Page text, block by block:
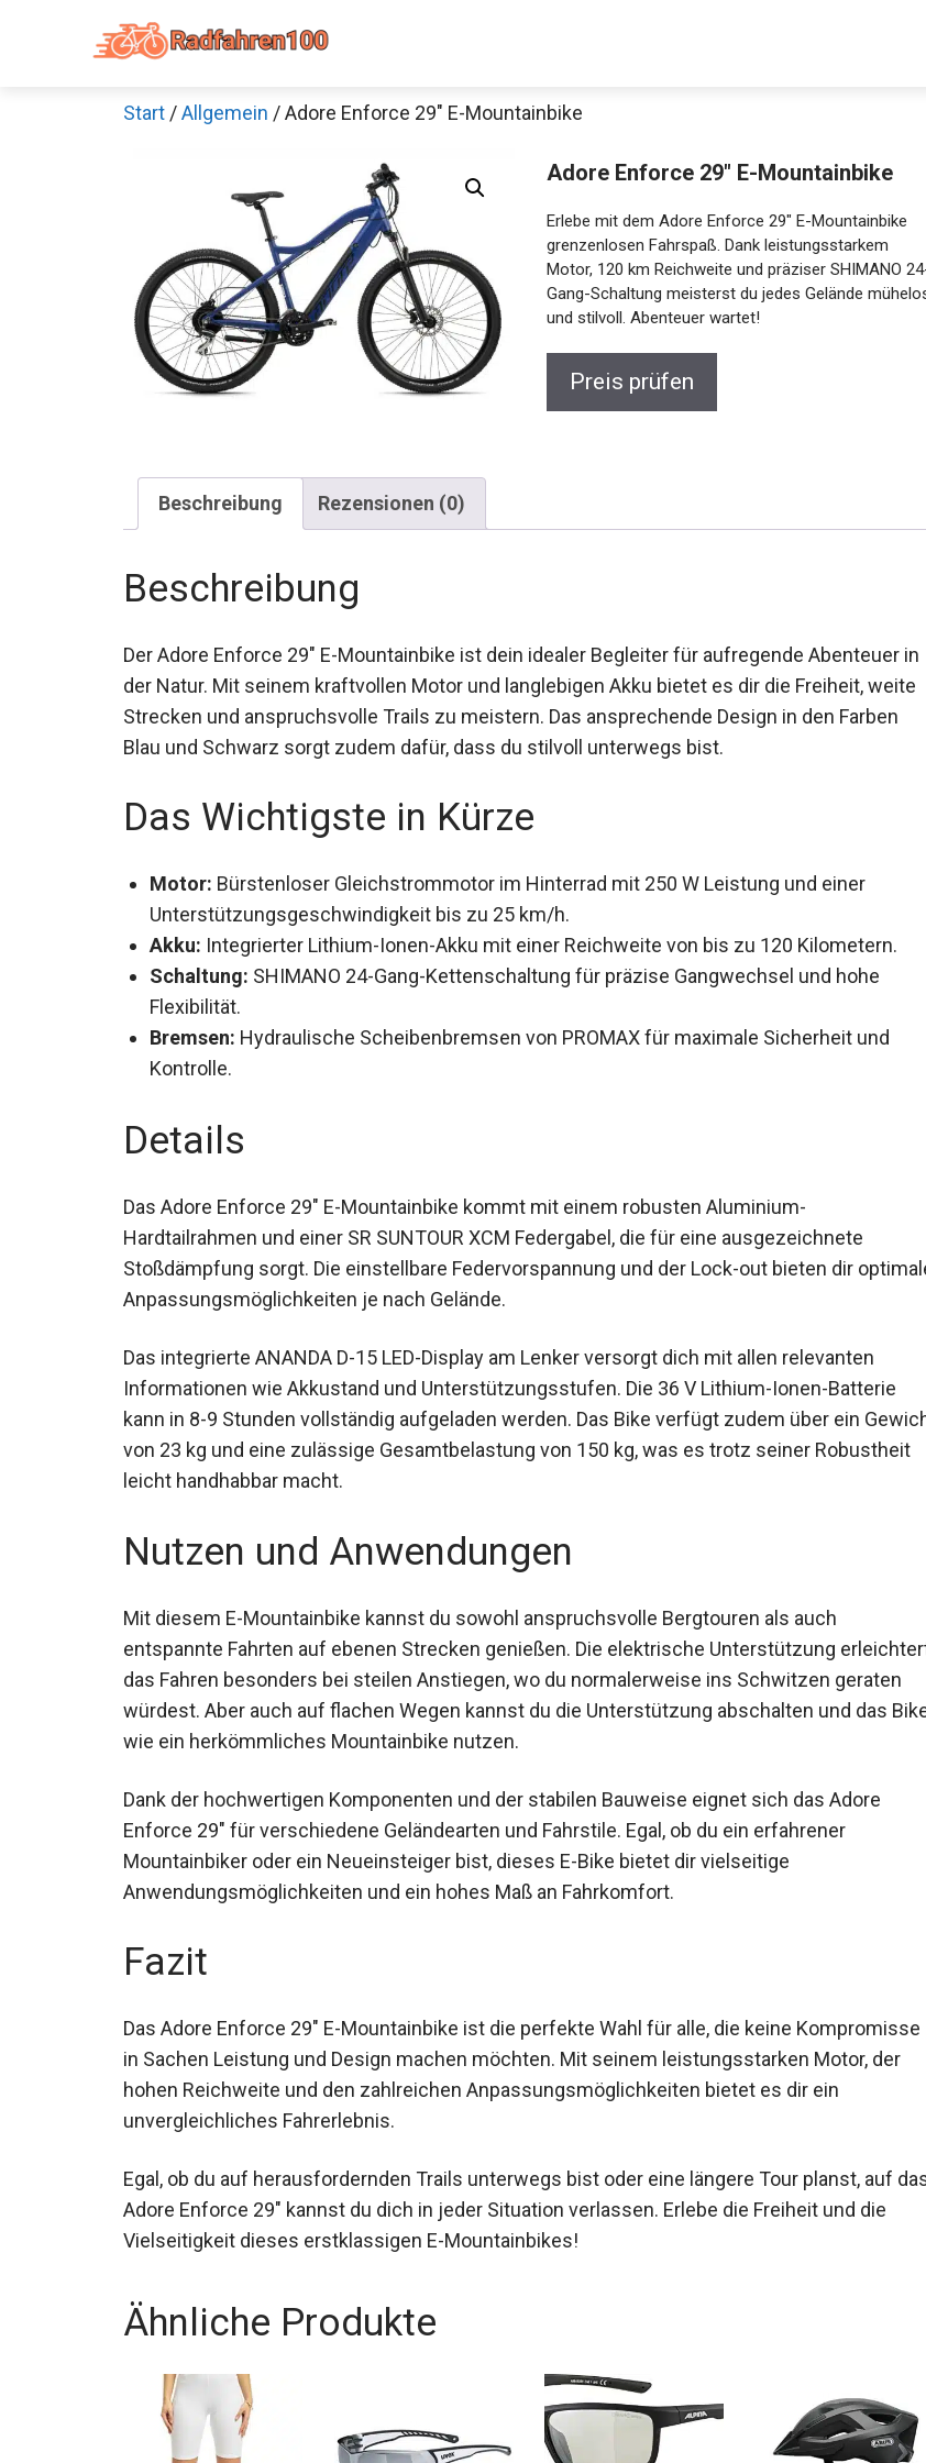
Start /Allgemein / Adore Enforce 29″ E-Mountainbike
Adore Enforce 29″ E-Mountainbike
Erlebe mit dem Adore Enforce 29″ E-Mountainbike
grenzenlosen Fahrspaß. Dank leistungsstarkem
Motor, 120 km Reichweite und präziser SHIMANO 24-
Gang-Schaltung meisterst du jedes Gelände mühelos
und stilvoll. Abenteuer wartet!
Preis prüfen
Beschreibung Rezensionen (0)
Beschreibung
Der Adore Enforce 29″ E-Mountainbike ist dein idealer Begleiter für aufregende Abenteuer in
der Natur. Mit seinem kraftvollen Motor und langlebigen Akku bietet es dir die Freiheit, weite
Strecken und anspruchsvolle Trails zu meistern. Das ansprechende Design in den Farben
Blau und Schwarz sorgt zudem dafür, dass du stilvoll unterwegs bist.
Das Wichtigste in Kürze
Motor: Bürstenloser Gleichstrommotor im Hinterrad mit 250 W Leistung und einer
Unterstützungsgeschwindigkeit bis zu 25 km/h.
Akku: Integrierter Lithium-Ionen-Akku mit einer Reichweite von bis zu 120 Kilometern.
Schaltung: SHIMANO 24-Gang-Kettenschaltung für präzise Gangwechsel und hohe
Flexibilität.
Bremsen: Hydraulische Scheibenbremsen von PROMAX für maximale Sicherheit und
Kontrolle.
Details
Das Adore Enforce 29″ E-Mountainbike kommt mit einem robusten Aluminium-
Hardtailrahmen und einer SR SUNTOUR XCM Federgabel, die für eine ausgezeichnete
Stoßdämpfung sorgt. Die einstellbare Federvorspannung und der Lock-out bieten dir
optimale Anpassungsmöglichkeiten je nach Gelände.
Das integrierte ANANDA D-15 LED-Display am Lenker versorgt dich mit allen relevanten
Informationen wie Akkustand und Unterstützungsstufen. Die 36 V Lithium-Ionen-Batterie
kann in 8-9 Stunden vollständig aufgeladen werden. Das Bike verfügt zudem über ein
Gewicht von 23 kg und eine zulässige Gesamtbelastung von 150 kg, was es trotz seiner
Robustheit leicht handhabbar macht.
Nutzen und Anwendungen
Mit diesem E-Mountainbike kannst du sowohl anspruchsvolle Bergtouren als auch
entspannte Fahrten auf ebenen Strecken genießen. Die elektrische Unterstützung
erleichtert das Fahren besonders bei steilen Anstiegen, wo du normalerweise ins Schwitzen
geraten würdest. Aber auch auf flachen Wegen kannst du die Unterstützung abschalten und
das Bike wie ein herkömmliches Mountainbike nutzen.
Dank der hochwertigen Komponenten und der stabilen Bauweise eignet sich das Adore
Enforce 29″ für verschiedene Geländearten und Fahrstile. Egal, ob du ein erfahrener
Mountainbiker oder ein Neueinsteiger bist, dieses E-Bike bietet dir vielseitige
Anwendungsmöglichkeiten und ein hohes Maß an Fahrkomfort.
Fazit
Das Adore Enforce 29″ E-Mountainbike ist die perfekte Wahl für alle, die keine Kompromisse
in Sachen Leistung und Design machen möchten. Mit seinem leistungsstarken Motor, der
hohen Reichweite und den zahlreichen Anpassungsmöglichkeiten bietet es dir ein
unvergleichliches Fahrerlebnis.
Egal, ob du auf herausfordernden Trails unterwegs bist oder eine längere Tour planst, auf
das Adore Enforce 29″ kannst du dich in jeder Situation verlassen. Erlebe die Freiheit und die
Vielseitigkeit dieses erstklassigen E-Mountainbikes!
Ähnliche Produkte
Jetzt anschauen